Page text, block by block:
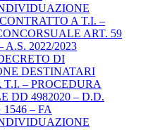
A T.I. –
ART. 59
A.S. 2022/2023
DI
DESTINATARI
– PROCEDURA
DD 4982020 – D.D.
1546 – FA